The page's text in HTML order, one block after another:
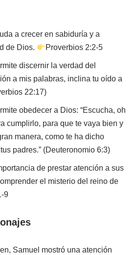
a crecer en sabiduría y a
de Dios.
Proverbios 2:2-5
discernir la verdad del
a mis palabras, inclina tu oído a
22:17)
obedecer a Dios: “Escucha, oh
cumplirlo, para que te vaya bien y
manera, como te ha dicho
padres.” (Deuteronomio 6:3)
de prestar atención a sus
el misterio del reino de
9
Samuel mostró una atención